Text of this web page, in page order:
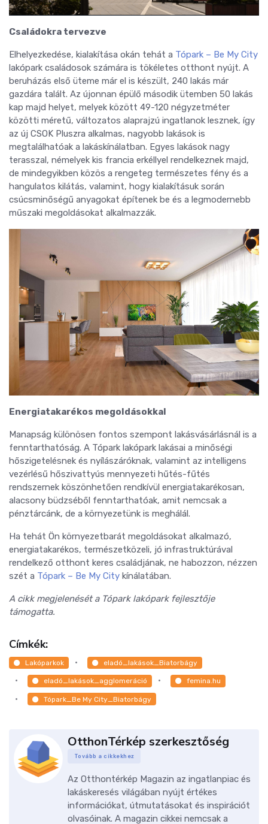
Családokra tervezve
Elhelyezkedése, kialakítása okán tehát a Tópark – Be My City
lakópark családosok számára is tökéletes otthont nyújt. A
beruházás első üteme már el is készült, 240 lakás már
gazdára talált. Az újonnan épülő második ütemben 50 lakás
kap majd helyet, melyek között 49-120 négyzetméter
közötti méretű, változatos alaprajzú ingatlanok lesznek, így
az új CSOK Pluszra alkalmas, nagyobb lakások is
megtalálhatóak a lakáskínálatban. Egyes lakások nagy
terasszal, némelyek kis francia erkéllyel rendelkeznek majd,
de mindegyikben közös a rengeteg természetes fény és a
hangulatos kilátás, valamint, hogy kialakításuk során
csúcsminőségű anyagokat építenek be és a legmodernebb
műszaki megoldásokat alkalmazzák.
Energiatakarékos megoldásokkal
Manapság különösen fontos szempont lakásvásárlásnál is a
fenntarthatóság. A Tópark lakópark lakásai a minőségi
hőszigetelésnek és nyílászáróknak, valamint az intelligens
vezérlésű hőszivattyús mennyezeti hűtés-fűtés
rendszernek köszönhetően rendkívül energiatakarékosan,
alacsony büdzséből fenntarthatóak, amit nemcsak a
pénztárcánk, de a környezetünk is meghálál.
Ha tehát Ön környezetbarát megoldásokat alkalmazó,
energiatakarékos, természetközeli, jó infrastruktúrával
rendelkező otthont keres családjának, ne habozzon, nézzen
szét a Tópark – Be My City kínálatában.
A cikk megjelenését a Tópark lakópark fejlesztője
támogatta.
Címkék:
Lakóparkok eladó_lakások_Biatorbágy
eladó_lakások_agglomeráció femina.hu
Tópark_Be My City_Biatorbágy
OtthonTérkép szerkesztőség
Tovább a cikkekhez
Az Otthontérkép Magazin az ingatlanpiac és
lakáskeresés világában nyújt értékes
információkat, útmutatásokat és inspirációt
olvasóinak. A magazin cikkei nemcsak a